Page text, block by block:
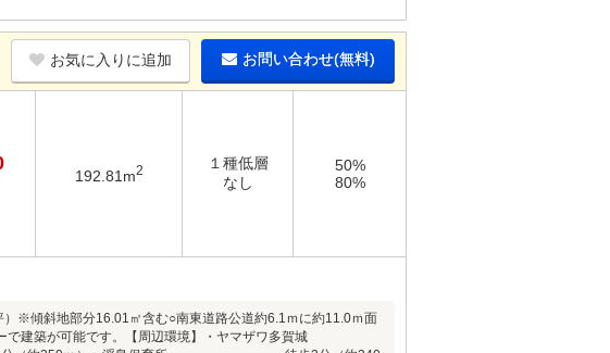
お気に入りに追加 お問い合わせ(無料)
192.81m2
１種低層
なし
50%
80%
※傾斜地部分16.01㎡含む○南東道路公道約6.1ｍに約11.0ｍ面
建築が可能です。【周辺環境】・ヤマザワ多賀城